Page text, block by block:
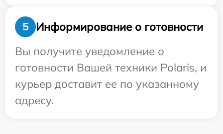
5
Информирование о готовности
Вы получите уведомление о
готовности Вашей техники Polaris, и
курьер доставит ее по указанному
адресу.